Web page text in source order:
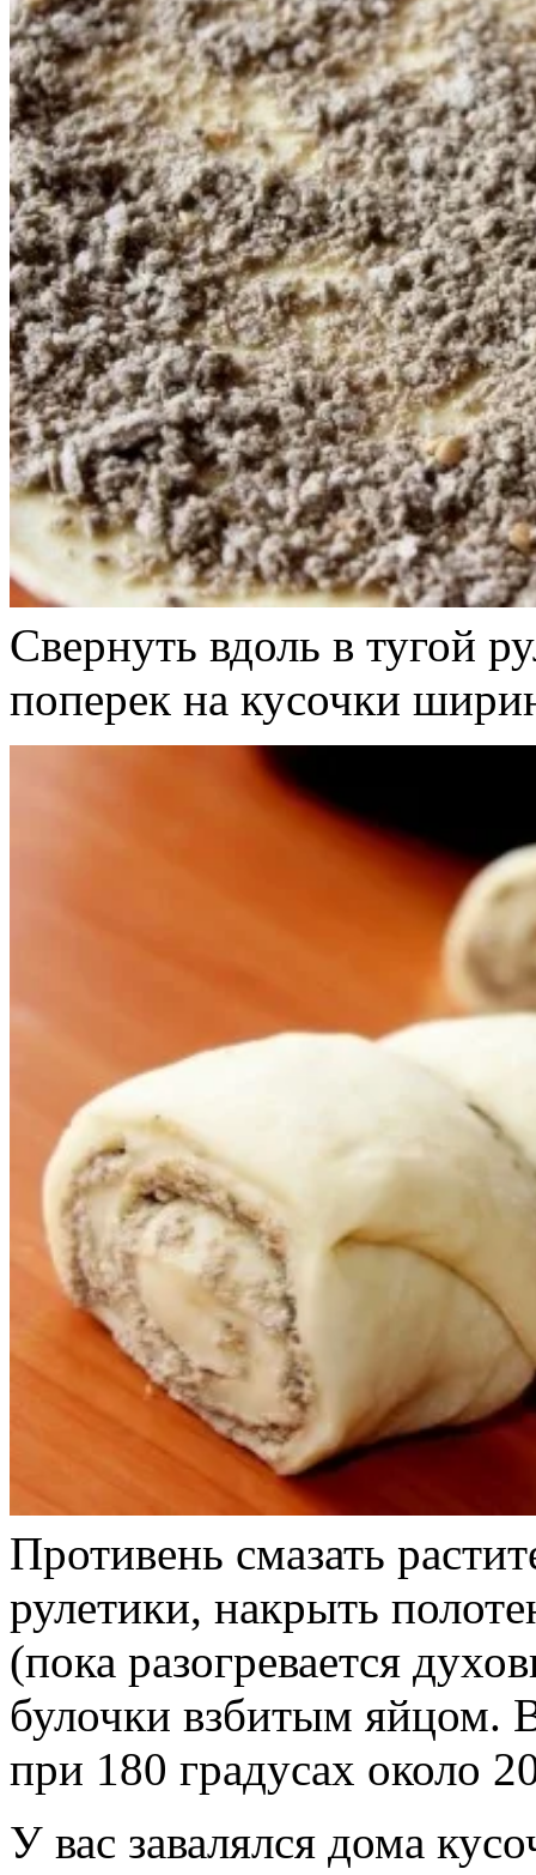
Свернуть вдоль в тугой
поперек на кусочки
Противень смазать
рулетики, накрыть
(пока разогревается
булочки взбитым яйцом.
при 180 градусах около
У вас завалялся дома